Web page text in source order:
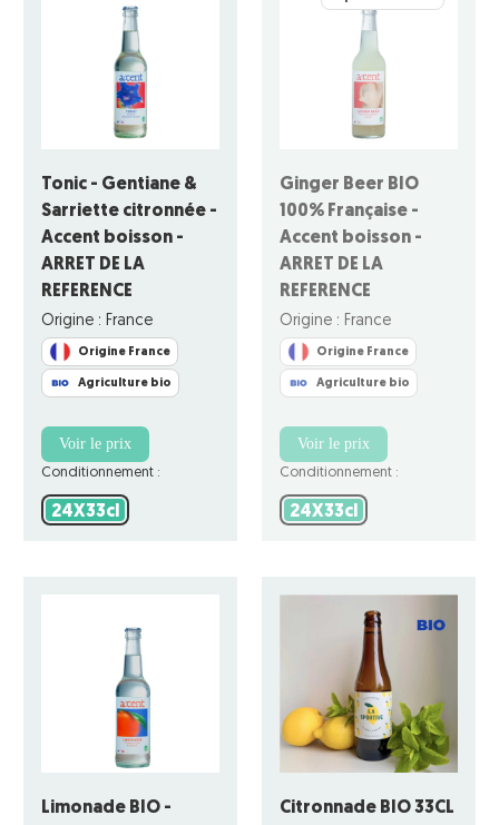
Tonic - Gentiane &
Sarriette citronnée -
Accent boisson -
ARRET DE LA
REFERENCE
Origine : France
Origine France
Agriculture bio
Voir le prix
Conditionnement :
24X33cl
Ginger Beer BIO
100% Française -
Accent boisson -
ARRET DE LA
REFERENCE
Origine : France
Origine France
Agriculture bio
Voir le prix
Conditionnement :
24X33cl
Limonade BIO -
Citronnade BIO 33CL